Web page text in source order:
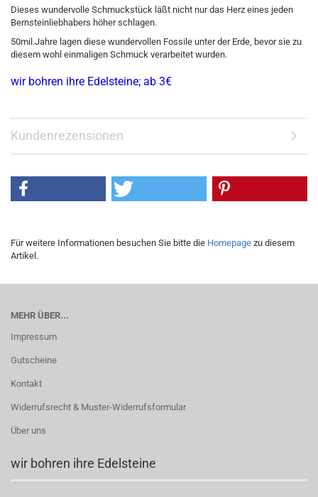
Dieses wundervolle Schmuckstück läßt nicht nur das Herz eines jeden
Bernsteinliebhabers höher schlagen.
50mil.Jahre lagen diese wundervollen Fossile unter der Erde, bevor sie zu
diesem wohl einmaligen Schmuck verarbeitet wurden.
wir bohren ihre Edelsteine; ab 3€
Kundenrezensionen
Für weitere Informationen besuchen Sie bitte die Homepage zu diesem
Artikel.
MEHR ÜBER...
Impressum
Gutscheine
Kontakt
Widerrufsrecht & Muster-Widerrufsformular
Über uns
wir bohren ihre Edelsteine